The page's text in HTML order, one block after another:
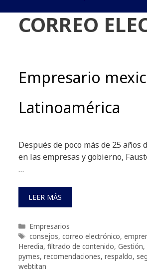
CORREO
Empresario
Latinoamérica
Después de poco más de 25
en las empresas y gobierno,
…
LEER MÁS
Categorías
Empresarios
Etiquetas
consejos, correo electrónico,
Heredia, filtrado de contenido, Gestión,
pymes, recomendaciones, respaldo,
webtitan